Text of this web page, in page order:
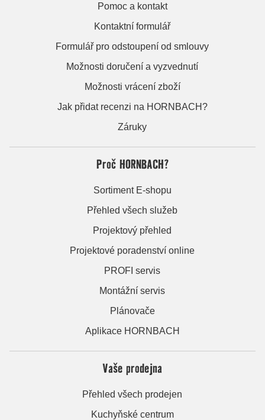
Pomoc a kontakt
Kontaktní formulář
Formulář pro odstoupení od smlouvy
Možnosti doručení a vyzvednutí
Možnosti vrácení zboží
Jak přidat recenzi na HORNBACH?
Záruky
Proč HORNBACH?
Sortiment E-shopu
Přehled všech služeb
Projektový přehled
Projektové poradenství online
PROFI servis
Montážní servis
Plánovače
Aplikace HORNBACH
Vaše prodejna
Přehled všech prodejen
Kuchyňské centrum